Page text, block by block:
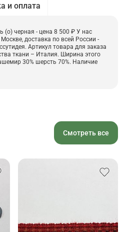
и оплата
(о) черная - цена 8 500 ₽ У нас
доставка по всей России -
Артикул товара для заказа
ткани – Италия. Ширина этого
30% шерсть 70%. Наличие
Смотреть все